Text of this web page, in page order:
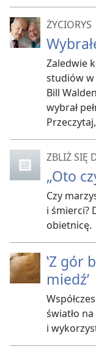
ŻYCIORYS
Zaledwie
studiów
Bill
wybrał
ZBLIŻ SIĘ
„Oto
Czy
i śmierci?
obietnicę.
‛Z gór
miedź’
światło
i